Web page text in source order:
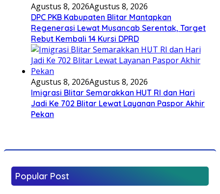
Agustus 8, 2026Agustus 8, 2026
DPC PKB Kabupaten Blitar Mantapkan
Regenerasi Lewat Musancab Serentak, Target
Rebut Kembali 14 Kursi DPRD
Agustus 8, 2026Agustus 8, 2026
Imigrasi Blitar Semarakkan HUT RI dan Hari
Jadi Ke 702 Blitar Lewat Layanan Paspor Akhir
Pekan
Popular Post